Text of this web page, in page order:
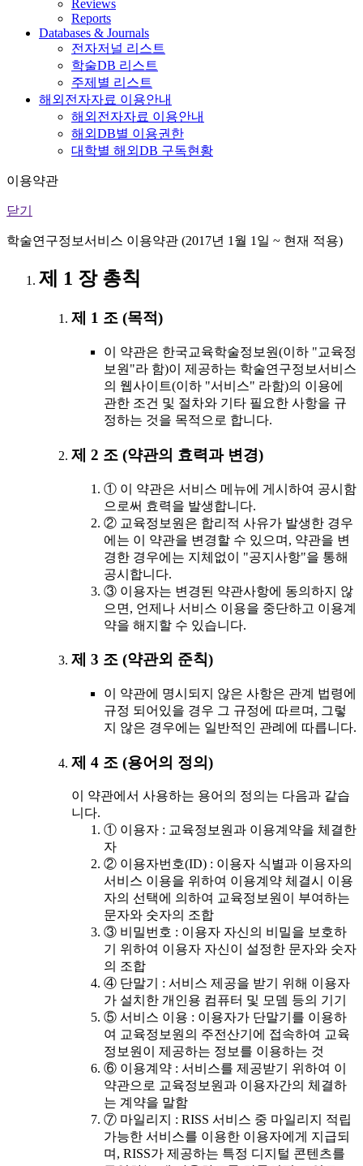
Reviews
Reports
Databases & Journals
전자저널 리스트
학술DB 리스트
주제별 리스트
해외전자자료 이용안내
해외전자자료 이용안내
해외DB별 이용권한
대학별 해외DB 구독현황
이용약관
닫기
학술연구정보서비스 이용약관 (2017년 1월 1일 ~ 현재 적용)
제 1 장 총칙
제 1 조 (목적)
이 약관은 한국교육학술정보원(이하 "교육정
보원"라 함)이 제공하는 학술연구정보서비스
의 웹사이트(이하 "서비스" 라함)의 이용에
관한 조건 및 절차와 기타 필요한 사항을 규
정하는 것을 목적으로 합니다.
제 2 조 (약관의 효력과 변경)
① 이 약관은 서비스 메뉴에 게시하여 공시함
으로써 효력을 발생합니다.
② 교육정보원은 합리적 사유가 발생한 경우
에는 이 약관을 변경할 수 있으며, 약관을 변
경한 경우에는 지체없이 "공지사항"을 통해
공시합니다.
③ 이용자는 변경된 약관사항에 동의하지 않
으면, 언제나 서비스 이용을 중단하고 이용계
약을 해지할 수 있습니다.
제 3 조 (약관외 준칙)
이 약관에 명시되지 않은 사항은 관계 법령에
규정 되어있을 경우 그 규정에 따르며, 그렇
지 않은 경우에는 일반적인 관례에 따릅니다.
제 4 조 (용어의 정의)
이 약관에서 사용하는 용어의 정의는 다음과 같습
니다.
① 이용자 : 교육정보원과 이용계약을 체결한
자
② 이용자번호(ID) : 이용자 식별과 이용자의
서비스 이용을 위하여 이용계약 체결시 이용
자의 선택에 의하여 교육정보원이 부여하는
문자와 숫자의 조합
③ 비밀번호 : 이용자 자신의 비밀을 보호하
기 위하여 이용자 자신이 설정한 문자와 숫자
의 조합
④ 단말기 : 서비스 제공을 받기 위해 이용자
가 설치한 개인용 컴퓨터 및 모뎀 등의 기기
⑤ 서비스 이용 : 이용자가 단말기를 이용하
여 교육정보원의 주전산기에 접속하여 교육
정보원이 제공하는 정보를 이용하는 것
⑥ 이용계약 : 서비스를 제공받기 위하여 이
약관으로 교육정보원과 이용자간의 체결하
는 계약을 말함
⑦ 마일리지 : RISS 서비스 중 마일리지 적립
가능한 서비스를 이용한 이용자에게 지급되
며, RISS가 제공하는 특정 디지털 콘텐츠를